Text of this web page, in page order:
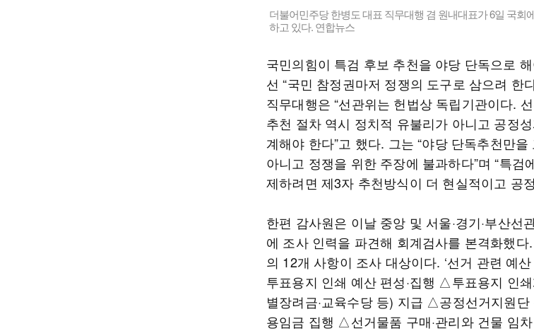
더불어민주당 한병도 대표 직무대행 겸 원내대표가 6일 국회
하고 있다. 연합뉴스
국민의힘이 특검 후보 추천을 야당 단독으로
선 “국민 참정권마저 정쟁의 도구로 삼으려 한
직무대행은 “선관위는 헌법상 독립기관이다.
추천 절차 역시 정치적 유불리가 아니고 공정
계해야 한다”고 했다. 그는 “야당 단독추천만
아니고 정쟁을 위한 주장에 불과하다”며 “특검
제하려면 제3자 추천방식이 더 현실적이고 공
한편 감사원은 이날 중앙 및 서울·경기·부산선
에 조사 인력을 파견해 회계검사를 본격화했
의 12개 사항이 조사 대상이다. ‘선거 관련 예
투표용지 인쇄 예산 편성·집행 △투표용지 인
별장려금·교육수당 등) 지급 △공정선거지원
용임금 집행 △선거물품 구매·관리와 건물 임